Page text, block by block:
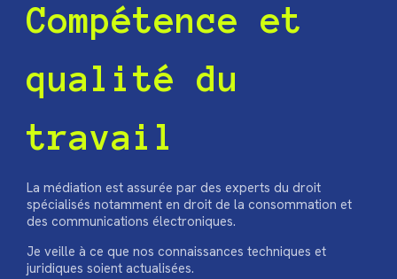
Compétence et
qualité du
travail
La médiation est assurée par des experts du droit
spécialisés notamment en droit de la consommation et
des communications électroniques.
Je veille à ce que nos connaissances techniques et
juridiques soient actualisées.